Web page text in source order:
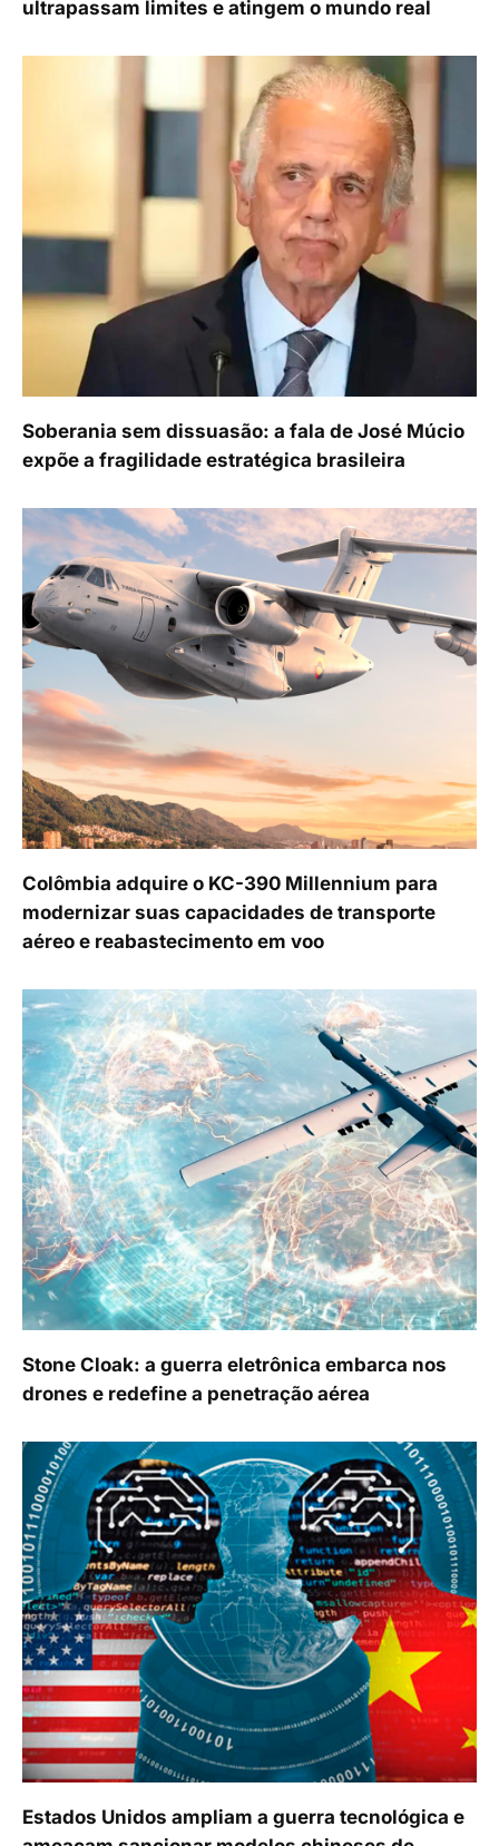
ultrapassam limites e atingem o mundo real
Soberania sem dissuasão: a fala de José Múcio
expõe a fragilidade estratégica brasileira
Colômbia adquire o KC-390 Millennium para
modernizar suas capacidades de transporte
aéreo e reabastecimento em voo
Stone Cloak: a guerra eletrônica embarca nos
drones e redefine a penetração aérea
Estados Unidos ampliam a guerra tecnológica e